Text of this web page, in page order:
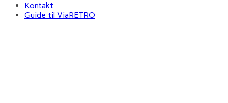
Kontakt
Guide til ViaRETRO